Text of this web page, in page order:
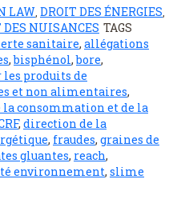
LAW DROIT DES ÉNERGIES
NUISANCES TAGS
sanitaire, allégations
,bisphénol,bore,
produits de
et non alimentaires,
la consommation et de la
, direction de la
, fraudes, graines de
gluantes, reach,
environnement, slime